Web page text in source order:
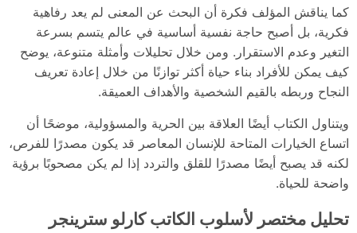
كما يناقش المؤلف فكرة أن البحث عن المعنى لم يعد رفاهية
فكرية، بل أصبح حاجة نفسية أساسية في عالم يتسم بسرعة
التغير وعدم الاستقرار. ومن خلال تحليلات وأمثلة متنوعة، يوضح
كيف يمكن للأفراد بناء حياة أكثر توازنًا من خلال إعادة تعريف
النجاح وربطه بالقيم الشخصية والأهداف العميقة.
ويتناول الكتاب أيضًا العلاقة بين الحرية والمسؤولية، موضحًا أن
اتساع الخيارات المتاحة للإنسان المعاصر قد يكون مصدرًا للفرص،
لكنه قد يصبح أيضًا مصدرًا للقلق والتردد إذا لم يكن مصحوبًا برؤية
واضحة للحياة.
تحليل مختصر لأسلوب الكاتب كارلو سترينجر